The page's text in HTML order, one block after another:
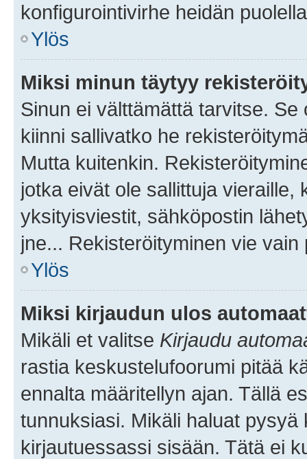
konfigurointivirhe heidän
Ylös
Miksi minun täytyy
Sinun ei välttämättä tarvitse.
kiinni sallivatko he
Mutta kuitenkin.
jotka eivät ole sallittuja vieraille,
yksityisviestit, sähköpostin
jne... Rekisteröityminen vie
Ylös
Miksi kirjaudun ulos
Mikäli et valitse Kirjaudu
rastia keskustelufoorumi pitää
ennalta määritellyn ajan. Tällä
tunnuksiasi. Mikäli haluat
kirjautuessassi sisään. Tätä ei